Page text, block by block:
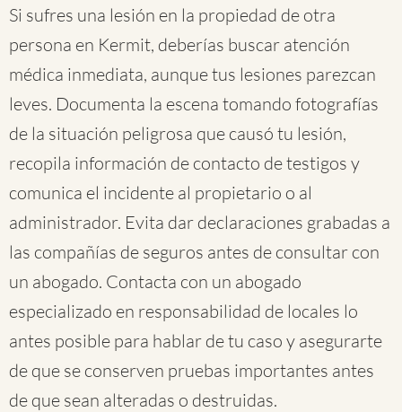
Si sufres una lesión en la propiedad de otra
persona en Kermit, deberías buscar atención
médica inmediata, aunque tus lesiones parezcan
leves. Documenta la escena tomando fotografías
de la situación peligrosa que causó tu lesión,
recopila información de contacto de testigos y
comunica el incidente al propietario o al
administrador. Evita dar declaraciones grabadas a
las compañías de seguros antes de consultar con
un abogado. Contacta con un abogado
especializado en responsabilidad de locales lo
antes posible para hablar de tu caso y asegurarte
de que se conserven pruebas importantes antes
de que sean alteradas o destruidas.